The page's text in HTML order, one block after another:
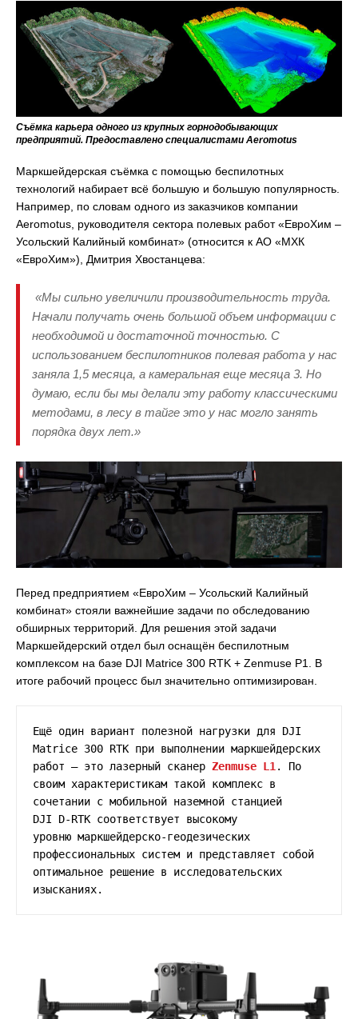
Съёмка карьера одного из крупных горнодобывающих
предприятий. Предоставлено специалистами Aeromotus
Маркшейдерская съёмка с помощью беспилотных
технологий набирает всё большую и большую популярность.
Например, по словам одного из заказчиков компании
Aeromotus, руководителя сектора полевых работ «ЕвроХим –
Усольский Калийный комбинат» (относится к АО «МХК
«ЕвроХим»), Дмитрия Хвостанцева:
«Мы сильно увеличили производительность труда.
Начали получать очень большой объем информации с
необходимой и достаточной точностью. С
использованием беспилотников полевая работа у нас
заняла 1,5 месяца, а камеральная еще месяца 3. Но
думаю, если бы мы делали эту работу классическими
методами, в лесу в тайге это у нас могло занять
порядка двух лет.»
Перед предприятием «ЕвроХим – Усольский Калийный
комбинат» стояли важнейшие задачи по обследованию
обширных территорий. Для решения этой задачи
Маркшейдерский отдел был оснащён беспилотным
комплексом на базе DJI Matrice 300 RTK + Zenmuse P1. В
итоге рабочий процесс был значительно оптимизирован.
Ещё один вариант полезной нагрузки для DJI
Matrice 300 RTK при выполнении маркшейдерских
работ – это лазерный сканер Zenmuse L1. По
своим характеристикам такой комплекс в
сочетании с мобильной наземной станцией
DJI D-RTK соответствует высокому
уровню маркшейдерско-геодезических
профессиональных систем и представляет собой
оптимальное решение в исследовательских
изысканиях.